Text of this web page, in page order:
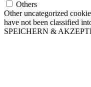
Others
Other uncategorized
have not been classified
SPEICHERN &